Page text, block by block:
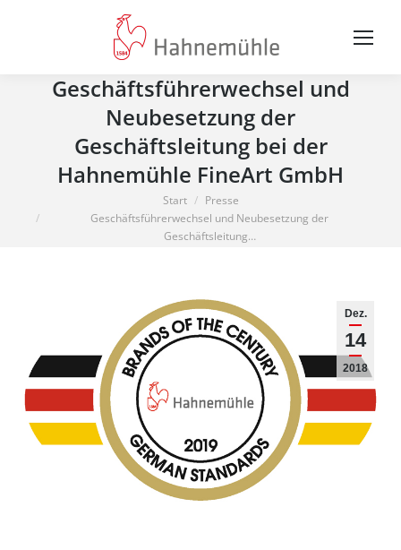
Geschäftsführerwechsel und
Neubesetzung der
Geschäftsleitung bei der
Hahnemühle FineArt GmbH
Start
Presse
Geschäftsführerwechsel und Neubesetzung der
Geschäftsleitung…
Dez.
14
2018